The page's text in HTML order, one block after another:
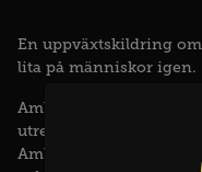
En uppväxtskildring
lita på människor igen.
Amber är 17 år,
utredning på
Ambers mamma och